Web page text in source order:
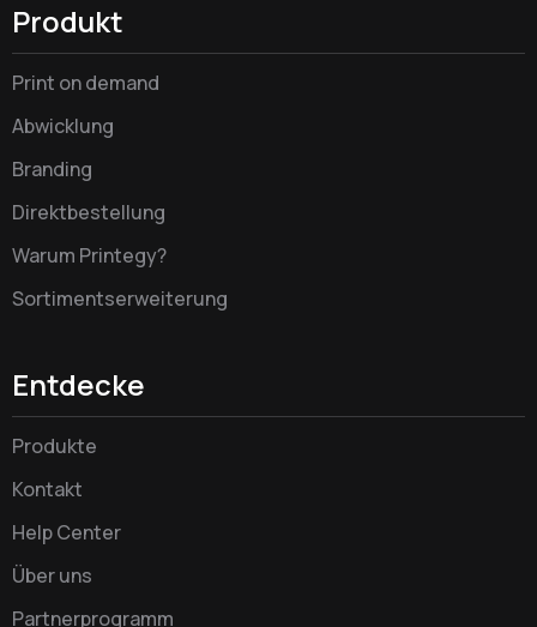
Produkt
Print on demand
Abwicklung
Branding
Direktbestellung
Warum Printegy?
Sortimentserweiterung
Entdecke
Produkte
Kontakt
Help Center
Über uns
Partnerprogramm